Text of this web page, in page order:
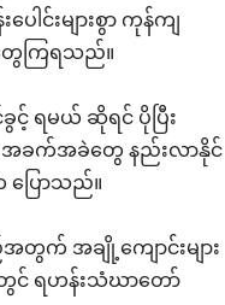
င်းများစွာ ကုန်ကျ
ေကြရသည်။
င့် ရမယ် ဆိုရင် ပိုပြီး
အခက်အခဲတွေ နည်းလာနိုင်
ြောသည်။
က် အချို့ကျောင်းများ
င် ရဟန်းသံဃာတော်